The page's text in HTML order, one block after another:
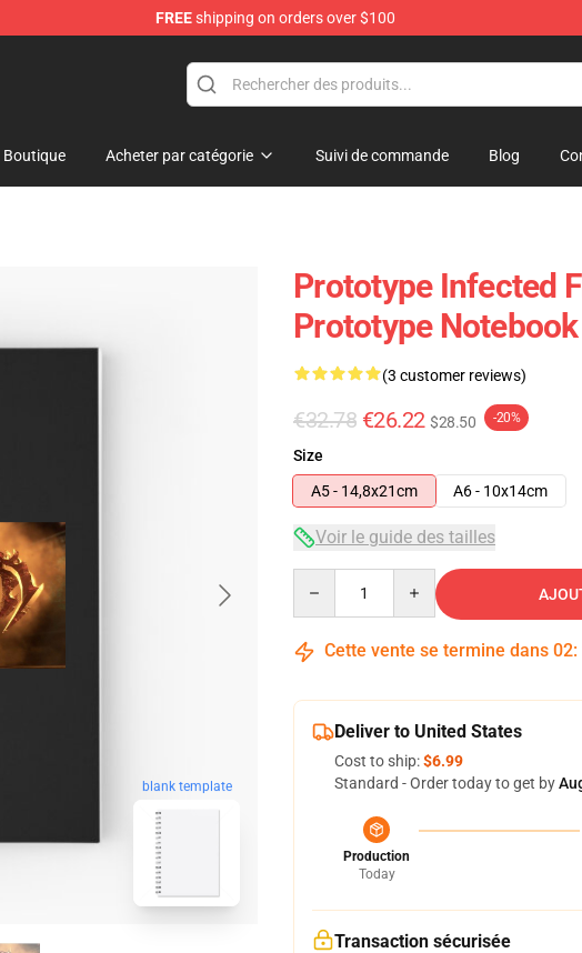
FREEshipping on orders over $100
Boutique Acheter par catégorie Suivi de commande Blog
blank template
Prototype Infected
Prototype Notebook
(3 customer reviews)
€32.78 €26.22 $28.50 -20%
Size
A5 - 14,8x21cm
A6 - 10x14cm
Voir le guide des tailles
Cette vente se termine dans 02:
Deliver to United States
Cost to ship:$6.99
Standard - Order today to get by
Production
Today
Transaction sécurisée